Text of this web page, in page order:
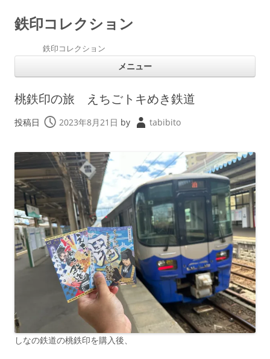
鉄印コレクション
鉄印コレクション
メニュー
桃鉄印の旅 えちごトキめき鉄道
投稿日 2023年8月21日 by tabibito
しなの鉄道の桃鉄印を購入後、